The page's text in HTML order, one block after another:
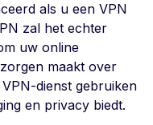
als u een VPN
zal het echter
uw online
maakt over
dienst gebruiken
en privacy biedt.